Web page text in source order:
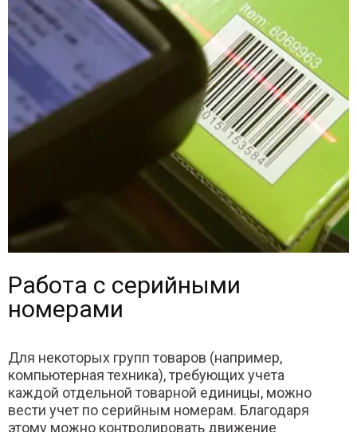
Работа с серийными
номерами
Для некоторых групп товаров (например,
компьютерная техника), требующих учета
каждой отдельной товарной единицы, можно
вести учет по серийным номерам. Благодаря
этому можно контролировать движение